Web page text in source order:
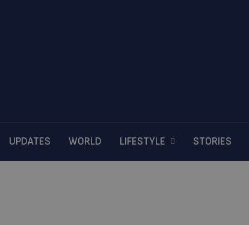
UPDATES WORLD LIFESTYLE STORIES